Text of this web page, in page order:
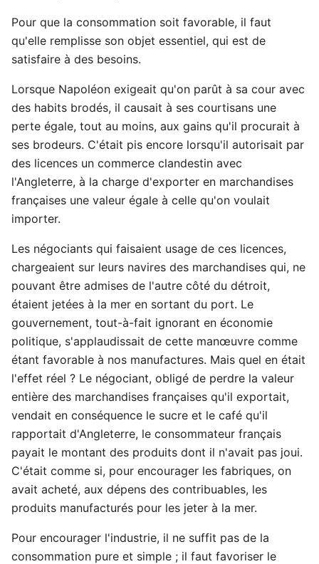
Pour que la consommation soit favorable, il faut
qu'elle remplisse son objet essentiel, qui est de
satisfaire à des besoins.
Lorsque Napoléon exigeait qu'on parût à sa cour avec
des habits brodés, il causait à ses courtisans une
perte égale, tout au moins, aux gains qu'il procurait à
ses brodeurs. C'était pis encore lorsqu'il autorisait par
des licences un commerce clandestin avec
l'Angleterre, à la charge d'exporter en marchandises
françaises une valeur égale à celle qu'on voulait
importer.
Les négociants qui faisaient usage de ces licences,
chargeaient sur leurs navires des marchandises qui, ne
pouvant être admises de l'autre côté du détroit,
étaient jetées à la mer en sortant du port. Le
gouvernement, tout-à-fait ignorant en économie
politique, s'applaudissait de cette manœuvre comme
étant favorable à nos manufactures. Mais quel en était
l'effet réel ? Le négociant, obligé de perdre la valeur
entière des marchandises françaises qu'il exportait,
vendait en conséquence le sucre et le café qu'il
rapportait d'Angleterre, le consommateur français
payait le montant des produits dont il n'avait pas joui.
C'était comme si, pour encourager les fabriques, on
avait acheté, aux dépens des contribuables, les
produits manufacturés pour les jeter à la mer.
Pour encourager l'industrie, il ne suffit pas de la
consommation pure et simple ; il faut favoriser le